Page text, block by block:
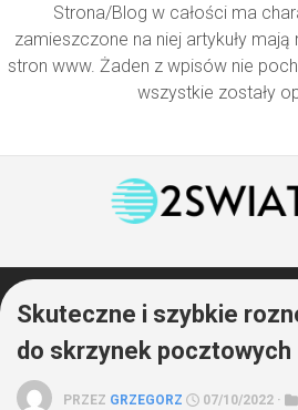
Strona/Blog w całości ma
zamieszczone na niej artykuły
stron www. Żaden z wpisów nie
wszystkie zostały
Skuteczne i szybkie
do skrzynek pocztowych
PRZEZ GRZEGORZ 07/10/2022 ·